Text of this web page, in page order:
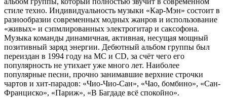
стиле техно. Индивидуальность музыки «Кар-Мэн» состоит в
разнообразии современных модных жанров и использование
«живых» и сэпмлированных электрогитар и саксофона.
Музыка команды динамичная, активная, несущая мощный
позитивный заряд энергии. Дебютный альбом группы был
переиздан в 1994 году на MC и CD, за счёт чего его
популярность не утихает уже много лет. Наиболее
популярные песни, прочно занимавшие верхние строчки
чартов и хит-парадов: «Чио-Чио-Сан», «Чао, бомбино», «Сан-
Франциско», «Париж», «В Багдаде всё спокойно».